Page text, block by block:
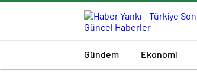
Gündem Ekonomi